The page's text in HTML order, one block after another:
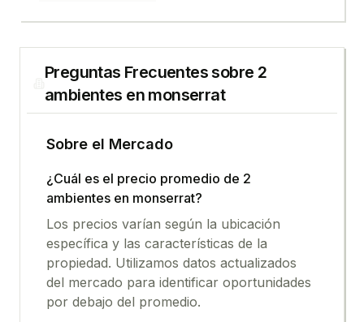
Preguntas Frecuentes sobre 2
ambientes en monserrat
Sobre el Mercado
¿Cuál es el precio promedio de 2
ambientes en monserrat?
Los precios varían según la ubicación
específica y las características de la
propiedad. Utilizamos datos actualizados
del mercado para identificar oportunidades
por debajo del promedio.